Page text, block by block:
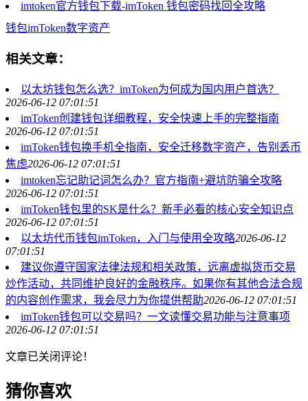
imtoken官方钱包下载-imToken 钱包密码找回全攻略
钱包imToken数字资产
相关文章：
以太坊钱包怎么选？imToken为何成为国内用户首选？
2026-06-12 07:01:51
imToken创建钱包详细教程，安全快速上手的完整指南
2026-06-12 07:01:51
imToken钱包换手机全指南，安全迁移数字资产，告别丢币
焦虑2026-06-12 07:01:51
imtoken忘记助记词怎么办？官方指南+避坑防骗全攻略
2026-06-12 07:01:51
imToken钱包里的SK是什么？新手必看的核心安全知识点
2026-06-12 07:01:51
以太坊代币钱包imToken，入门与使用全攻略2026-06-12
07:01:51
建议你遵守国家法律法规和相关政策，远离虚拟货币交易
炒作活动，共同维护良好的金融秩序。如果你有其他合法合规
的内容创作需求，我会尽力为你提供帮助2026-06-12 07:01:51
imToken钱包可以交易吗？一文读懂交易功能与注意事项
2026-06-12 07:01:51
文章已关闭评论！
猜你喜欢